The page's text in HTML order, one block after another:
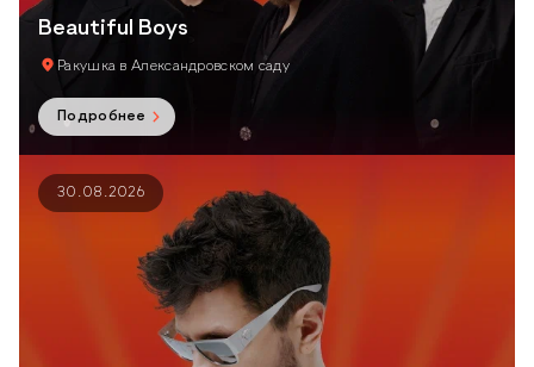
Beautiful Boys
Ракушка в Александровском саду
Подробнее
30.08.2026